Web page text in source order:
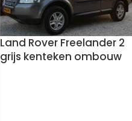
Land Rover Freelander 2
grijs kenteken ombouw